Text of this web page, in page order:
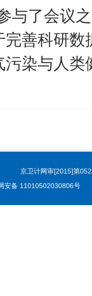
与了会议
完善科研
污染与人
京卫计网审[2015]第
备 11010502030806号